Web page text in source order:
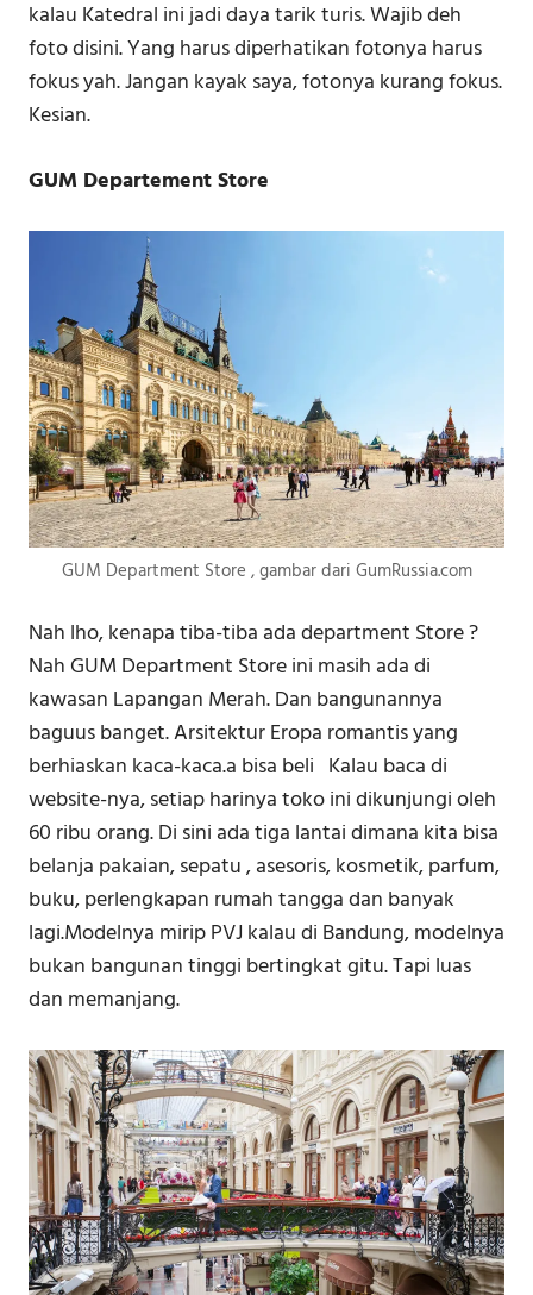
kalau Katedral ini jadi daya tarik turis. Wajib deh
foto disini. Yang harus diperhatikan fotonya harus
fokus yah. Jangan kayak saya, fotonya kurang fokus.
Kesian.
GUM Departement Store
GUM Department Store , gambar dari GumRussia.com
Nah lho, kenapa tiba-tiba ada department Store ?
Nah GUM Department Store ini masih ada di
kawasan Lapangan Merah. Dan bangunannya
baguus banget. Arsitektur Eropa romantis yang
berhiaskan kaca-kaca.a bisa beli Kalau baca di
website-nya, setiap harinya toko ini dikunjungi oleh
60 ribu orang. Di sini ada tiga lantai dimana kita bisa
belanja pakaian, sepatu , asesoris, kosmetik, parfum,
buku, perlengkapan rumah tangga dan banyak
lagi.Modelnya mirip PVJ kalau di Bandung, modelnya
bukan bangunan tinggi bertingkat gitu. Tapi luas
dan memanjang.